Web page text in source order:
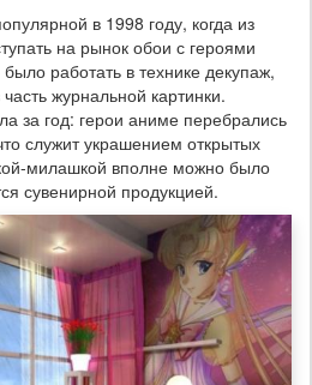
в 1998 году, когда из
на рынок обои с героями
работать в технике декупаж,
журнальной картинки.
за год: герои аниме перебрались
служит украшением открытых
милашкой вполне можно было
сувенирной продукцией.